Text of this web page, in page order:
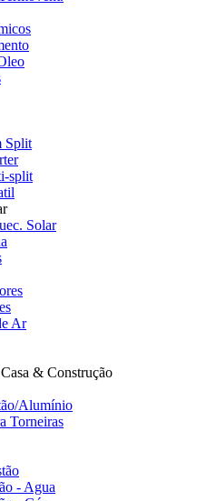
Split
split
Solar
Ar
Casa & Construção
Alumínio
Torneiras
- Agua